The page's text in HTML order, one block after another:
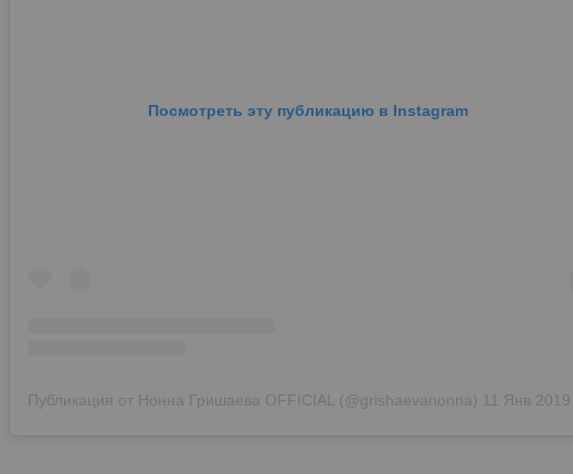
Посмотреть эту публикацию в Instagram
Публикация от Нонна Гришаева OFFICIAL (@grishaevanonna) 11 Янв 2019 в 12:51 PST